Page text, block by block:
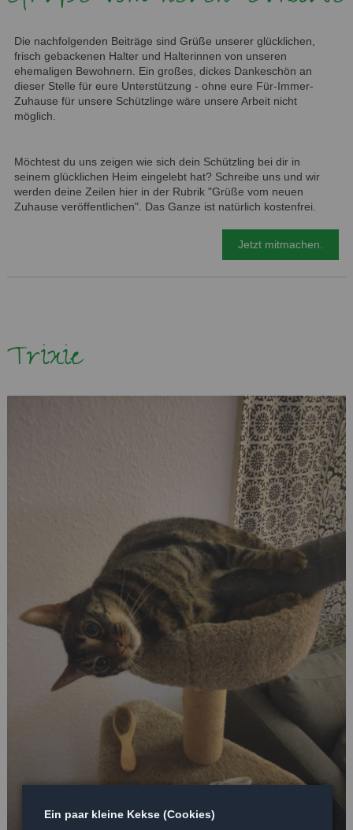
Die nachfolgenden Beiträge sind Grüße unserer glücklichen,
frisch gebackenen Halter und Halterinnen von unseren
ehemaligen Bewohnern. Ein großes, dickes Dankeschön an
dieser Stelle für eure Unterstützung - ohne eure Für-Immer-
Zuhause für unsere Schützlinge wäre unsere Arbeit nicht
möglich.
Möchtest du uns zeigen wie sich dein Schützling bei dir in
seinem glücklichen Heim eingelebt hat? Schreibe uns und wir
werden deine Zeilen hier in der Rubrik "Grüße vom neuen
Zuhause veröffentlichen". Das Ganze ist natürlich kostenfrei.
Jetzt mitmachen.
Trixie
Ein paar kleine Kekse (Cookies)